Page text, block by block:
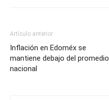
Artículo anterior
Inflación en Edoméx se
mantiene debajo del promedio
nacional